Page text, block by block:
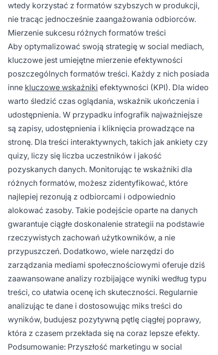
wtedy korzystać z formatów szybszych w produkcji,
nie tracąc jednocześnie zaangażowania odbiorców.
Mierzenie sukcesu różnych formatów treści
Aby optymalizować swoją strategię w social mediach,
kluczowe jest umiejętne mierzenie efektywności
poszczególnych formatów treści. Każdy z nich posiada
inne kluczowe wskaźniki efektywności (KPI). Dla wideo
warto śledzić czas oglądania, wskaźnik ukończenia i
udostępnienia. W przypadku infografik najważniejsze
są zapisy, udostępnienia i kliknięcia prowadzące na
stronę. Dla treści interaktywnych, takich jak ankiety czy
quizy, liczy się liczba uczestników i jakość
pozyskanych danych. Monitorując te wskaźniki dla
różnych formatów, możesz zidentyfikować, które
najlepiej rezonują z odbiorcami i odpowiednio
alokować zasoby. Takie podejście oparte na danych
gwarantuje ciągłe doskonalenie strategii na podstawie
rzeczywistych zachowań użytkowników, a nie
przypuszczeń. Dodatkowo, wiele narzędzi do
zarządzania mediami społecznościowymi oferuje dziś
zaawansowane analizy rozbijające wyniki według typu
treści, co ułatwia ocenę ich skuteczności. Regularnie
analizując te dane i dostosowując miks treści do
wyników, budujesz pozytywną pętlę ciągłej poprawy,
która z czasem przekłada się na coraz lepsze efekty.
Podsumowanie: Przyszłość marketingu w social